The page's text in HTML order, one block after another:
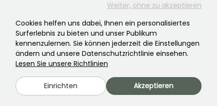
Weiter, ohne zu akzeptieren
Cookies helfen uns dabei, Ihnen ein personalisiertes
Surferlebnis zu bieten und unser Publikum
kennenzulernen. Sie können jederzeit die Einstellungen
ändern und unsere Datenschutzrichtlinie einsehen.
Lesen Sie unsere Richtlinien
Einrichten Akzeptieren
Promessedefleurs.be
Promessedefleurs.ch
2026 ©Promesse de fleurs - Alle Rechte vorbehalten.
Rechtliche Hinweise
-Datenschutzbestimmungen